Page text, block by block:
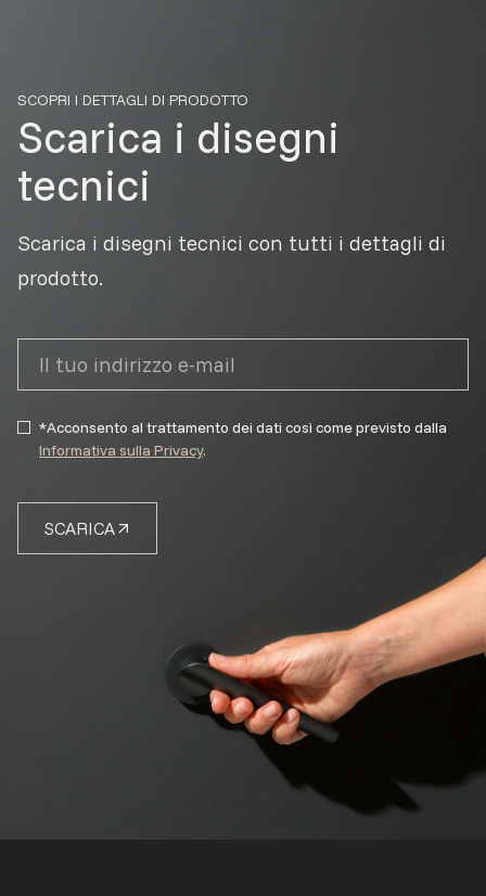
SCOPRI I DETTAGLI DI PRODOTTO
Scarica i disegni
tecnici
Scarica i disegni tecnici con tutti i dettagli di
prodotto.
SCARICA
*Acconsento al trattamento dei dati così come previsto dalla
Informativa sulla Privacy.